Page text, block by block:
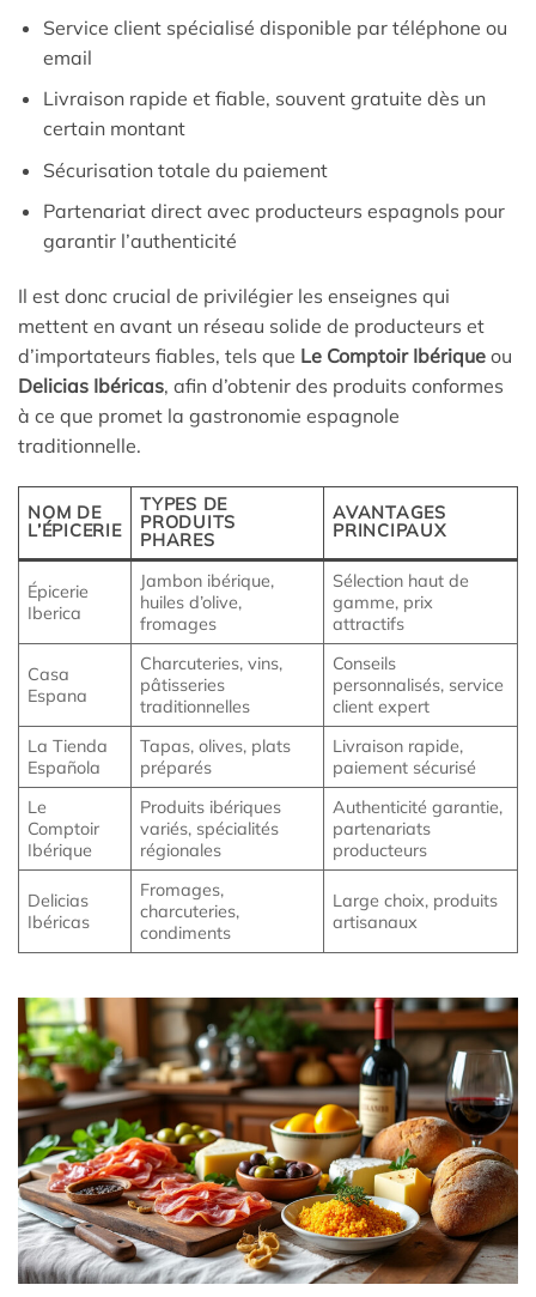
Service client spécialisé disponible par téléphone ou
email
Livraison rapide et fiable, souvent gratuite dès un
certain montant
Sécurisation totale du paiement
Partenariat direct avec producteurs espagnols pour
garantir l’authenticité
Il est donc crucial de privilégier les enseignes qui
mettent en avant un réseau solide de producteurs et
d’importateurs fiables, tels que Le Comptoir Ibérique ou
Delicias Ibéricas, afin d’obtenir des produits conformes
à ce que promet la gastronomie espagnole
traditionnelle.
NOM DE
L’ÉPICERIE
TYPES DE
PRODUITS
PHARES
AVANTAGES
PRINCIPAUX
Épicerie
Iberica
Jambon ibérique,
huiles d’olive,
fromages
Sélection haut de
gamme, prix
attractifs
Casa
Espana
Charcuteries, vins,
pâtisseries
traditionnelles
Conseils
personnalisés, service
client expert
La Tienda
Española
Tapas, olives, plats
préparés
Livraison rapide,
paiement sécurisé
Le
Comptoir
Ibérique
Produits ibériques
variés, spécialités
régionales
Authenticité garantie,
partenariats
producteurs
Delicias
Ibéricas
Fromages,
charcuteries,
condiments
Large choix, produits
artisanaux